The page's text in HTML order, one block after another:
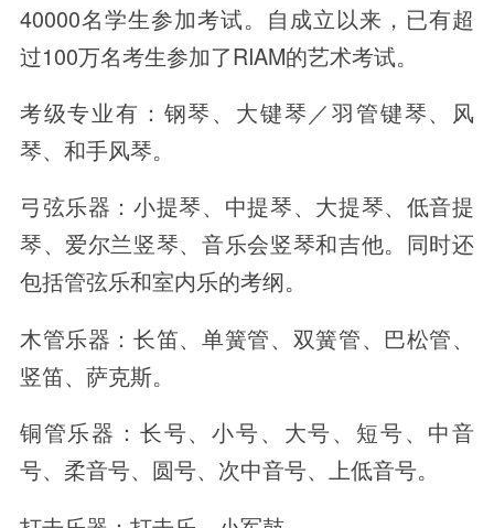
40000名学生参加考试。自成立以来，已有超
过100万名考生参加了RIAM的艺术考试。
考级专业有：钢琴、大键琴／羽管键琴、风
琴、和手风琴。
弓弦乐器：小提琴、中提琴、大提琴、低音提
琴、爱尔兰竖琴、音乐会竖琴和吉他。同时还
包括管弦乐和室内乐的考纲。
木管乐器：长笛、单簧管、双簧管、巴松管、
竖笛、萨克斯。
铜管乐器：长号、小号、大号、短号、中音
号、柔音号、圆号、次中音号、上低音号。